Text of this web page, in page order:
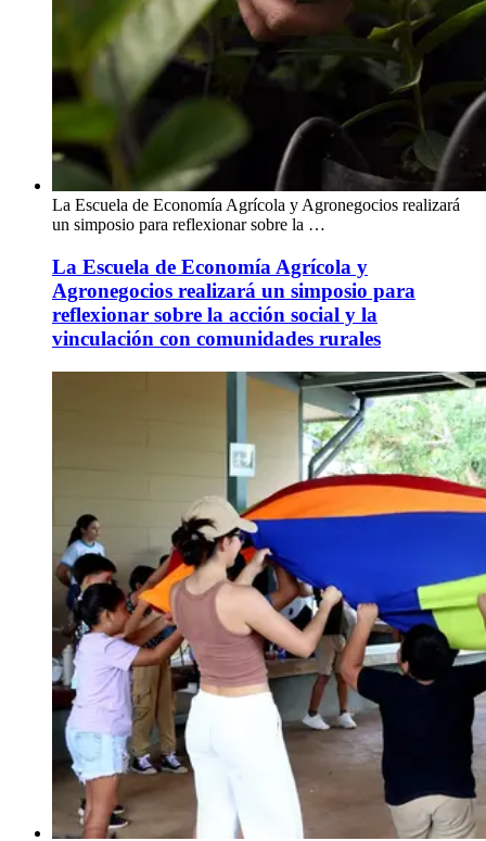
La Escuela de Economía Agrícola y Agronegocios realizará
un simposio para reflexionar sobre la …
La Escuela de Economía Agrícola y
Agronegocios realizará un simposio para
reflexionar sobre la acción social y la
vinculación con comunidades rurales